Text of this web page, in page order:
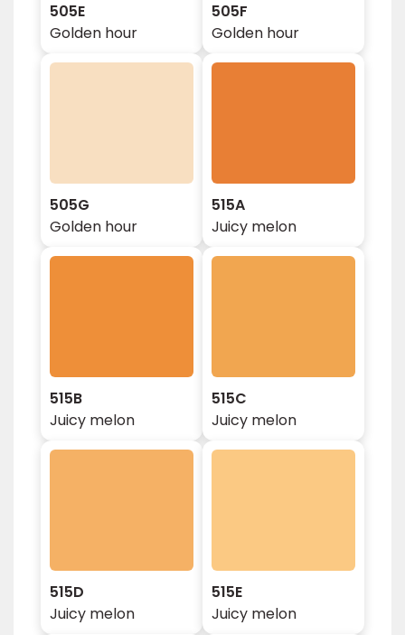
505E
Golden hour
505F
Golden hour
505G
Golden hour
515A
Juicy melon
515B
Juicy melon
515C
Juicy melon
515D
Juicy melon
515E
Juicy melon